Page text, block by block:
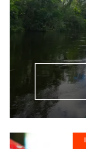
som regel at
eller portugisisk. I
å ta språkkurs i
HVORFOR
FRIVILLIG?
Det du betaler for
Overnatting